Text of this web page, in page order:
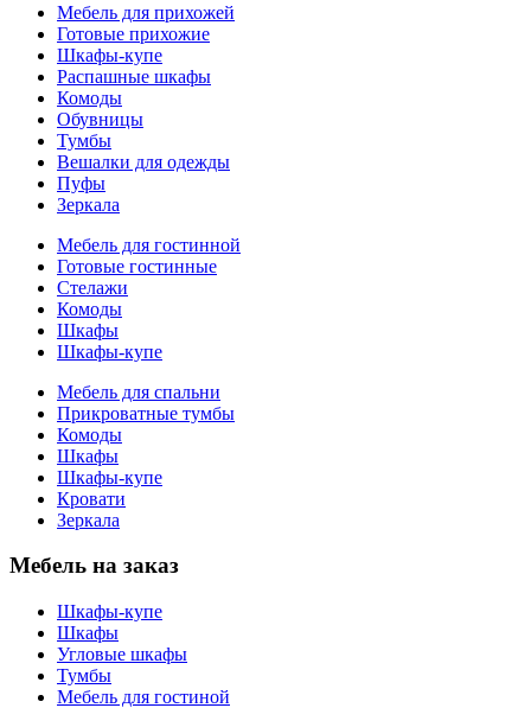
Мебель для прихожей
Готовые прихожие
Шкафы-купе
Распашные шкафы
Комоды
Обувницы
Тумбы
Вешалки для одежды
Пуфы
Зеркала
Мебель для гостинной
Готовые гостинные
Стелажи
Комоды
Шкафы
Шкафы-купе
Мебель для спальни
Прикроватные тумбы
Комоды
Шкафы
Шкафы-купе
Кровати
Зеркала
Мебель на заказ
Шкафы-купе
Шкафы
Угловые шкафы
Тумбы
Мебель для гостиной